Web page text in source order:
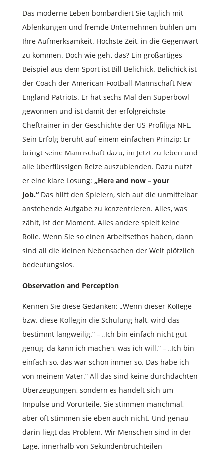
Das moderne Leben bombardiert Sie täglich mit
Ablenkungen und fremde Unternehmen buhlen um
Ihre Aufmerksamkeit. Höchste Zeit, in die Gegenwart
zu kommen. Doch wie geht das? Ein großartiges
Beispiel aus dem Sport ist Bill Belichick. Belichick ist
der Coach der American-Football-Mannschaft New
England Patriots. Er hat sechs Mal den Superbowl
gewonnen und ist damit der erfolgreichste
Cheftrainer in der Geschichte der US-Profiliga NFL.
Sein Erfolg beruht auf einem einfachen Prinzip: Er
bringt seine Mannschaft dazu, im Jetzt zu leben und
alle überflüssigen Reize auszublenden. Dazu nutzt
er eine klare Losung: „Here and now – your
Job.“ Das hilft den Spielern, sich auf die unmittelbar
anstehende Aufgabe zu konzentrieren. Alles, was
zählt, ist der Moment. Alles andere spielt keine
Rolle. Wenn Sie so einen Arbeitsethos haben, dann
sind all die kleinen Nebensachen der Welt plötzlich
bedeutungslos.
Observation and Perception
Kennen Sie diese Gedanken: „Wenn dieser Kollege
bzw. diese Kollegin die Schulung hält, wird das
bestimmt langweilig.“ – „Ich bin einfach nicht gut
genug, da kann ich machen, was ich will.“ – „Ich bin
einfach so, das war schon immer so. Das habe ich
von meinem Vater.“ All das sind keine durchdachten
Überzeugungen, sondern es handelt sich um
Impulse und Vorurteile. Sie stimmen manchmal,
aber oft stimmen sie eben auch nicht. Und genau
darin liegt das Problem. Wir Menschen sind in der
Lage, innerhalb von Sekundenbruchteilen